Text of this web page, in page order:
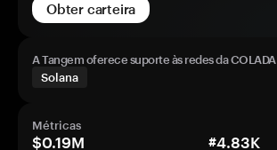
Obter carteira
A Tangem oferece suporte às redes da COLADA
Solana
Métricas
$0.19M
#4.83K